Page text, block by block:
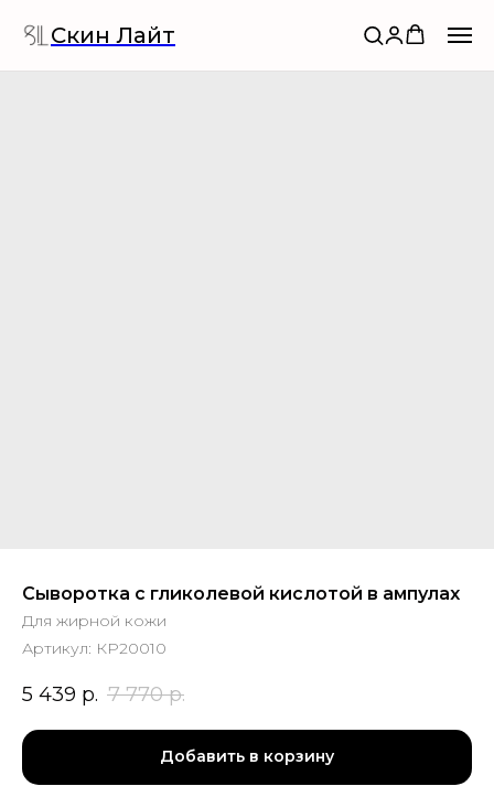
Скин Лайт
Сыворотка с гликолевой кислотой в ампулах
Для жирной кожи
Артикул: КР20010
5 439 р. 7 770 р.
Добавить в корзину